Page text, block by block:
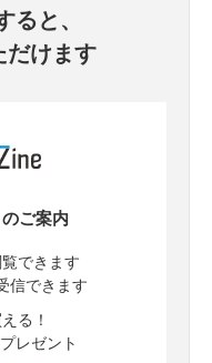
ると、
だけます
のご案内
できます
信できます
る！
レゼント